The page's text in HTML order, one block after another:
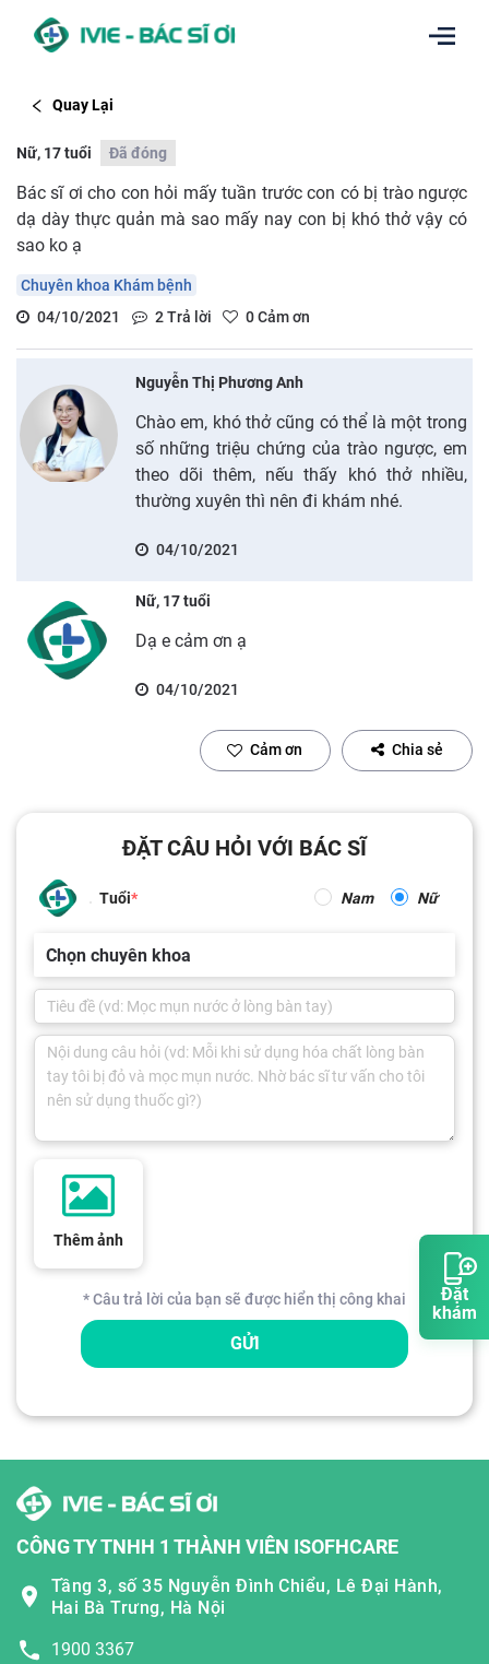
Đặt
khám
Quay Lại
Nữ, 17 tuổi Đã đóng
Bác sĩ ơi cho con hỏi mấy tuần trước con có bị trào ngược
dạ dày thực quản mà sao mấy nay con bị khó thở vậy có
sao ko ạ
Chuyên khoa Khám bệnh
04/10/2021
2Trả lời 0Cảm ơn
Nguyễn Thị Phương Anh
Chào em, khó thở cũng có thể là một trong
số những triệu chứng của trào ngược, em
theo dõi thêm, nếu thấy khó thở nhiều,
thường xuyên thì nên đi khám nhé.
04/10/2021
Nữ, 17 tuổi
Dạ e cảm ơn ạ
04/10/2021
Cảm ơn Chia sẻ
ĐẶT CÂU HỎI VỚI BÁC SĨ
Tuổi Nam Nữ
Chọn chuyên khoa
Thêm ảnh
* Câu trả lời của bạn sẽ được hiển thị công khai
GỬI
CÔNG TY TNHH 1 THÀNH VIÊN ISOFHCARE
Tầng 3, số 35 Nguyễn Đình Chiểu, Lê Đại Hành,
Hai Bà Trưng, Hà Nội
1900 3367